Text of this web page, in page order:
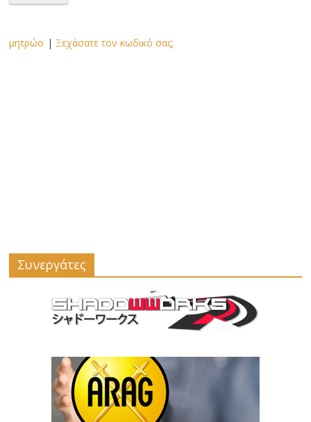
μητρώο | Ξεχάσατε τον κωδικό σας;
Συνεργάτες